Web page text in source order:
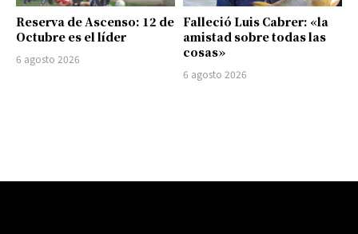
Reserva de Ascenso: 12 de
Octubre es el líder
6 agosto 2026
Falleció Luis Cabrer: «la
amistad sobre todas las
cosas»
6 agosto 2026